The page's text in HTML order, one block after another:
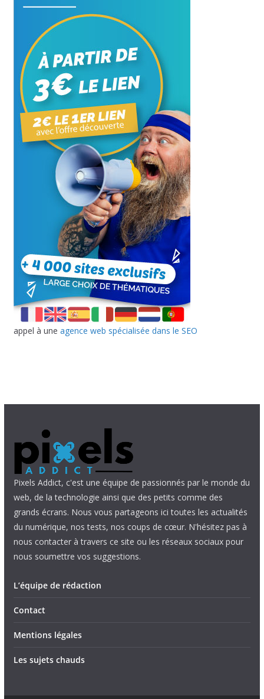
appel à une agence web spécialisée dans le SEO
Pixels Addict, c'est une équipe de passionnés par le monde du
web, de la technologie ainsi que des petits comme des
grands écrans. Nous vous partageons ici toutes les actualités
du numérique, nos tests, nos coups de cœur. N'hésitez pas à
nous contacter à travers ce site ou les réseaux sociaux pour
nous soumettre vos suggestions.
L’équipe de rédaction
Contact
Mentions légales
Les sujets chauds